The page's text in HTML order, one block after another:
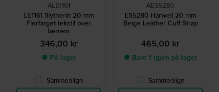
ALE1161
LE1161 Slytherin 20 mm
Flerfarget tekstil over
lærrem
346,00 kr
● På lager
Sammenlign
AES5280
ES5280 Harwell 20 mm
Beige Leather Cuff Strap
465,00 kr
● Bare 1 igjen på lager
Sammenlign